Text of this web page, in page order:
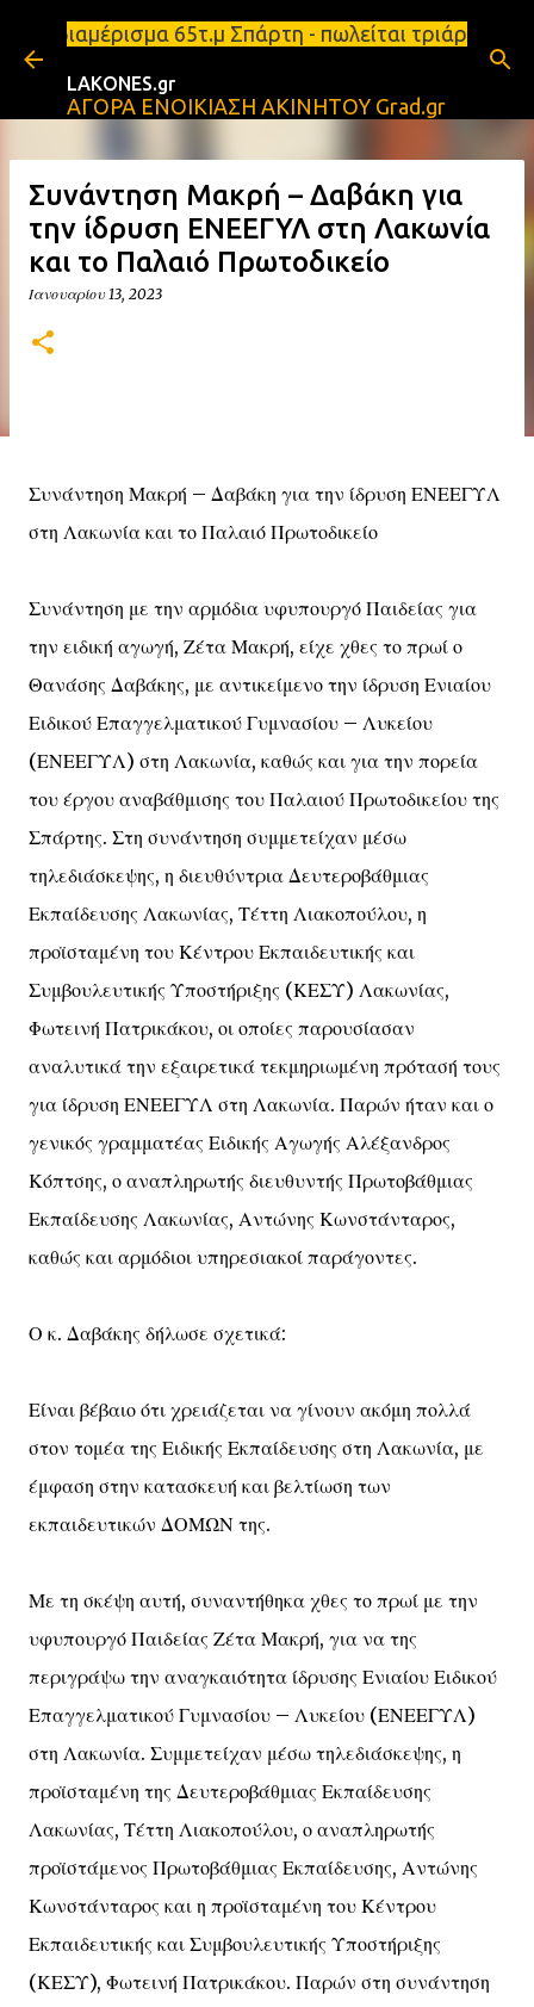
Μετάβαση στο κύριο περιεχόμενο
65τ.μ Σπάρτη - πωλείται τριάρι
LAKONES.gr
ΑΓΟΡΑ ΕΝΟΙΚΙΑΣΗ ΑΚΙΝΗΤΟΥ Grad.gr
Συνάντηση Μακρή – Δαβάκη για
την ίδρυση ΕΝΕΕΓΥΛ στη Λακωνία
και το Παλαιό Πρωτοδικείο
Ιανουαρίου 13, 2023
Συνάντηση Μακρή – Δαβάκη για την ίδρυση ΕΝΕΕΓΥΛ
στη Λακωνία και το Παλαιό Πρωτοδικείο
Συνάντηση με την αρμόδια υφυπουργό Παιδείας για
την ειδική αγωγή, Ζέτα Μακρή, είχε χθες το πρωί ο
Θανάσης Δαβάκης, με αντικείμενο την ίδρυση Ενιαίου
Ειδικού Επαγγελματικού Γυμνασίου – Λυκείου
(ΕΝΕΕΓΥΛ) στη Λακωνία, καθώς και για την πορεία
του έργου αναβάθμισης του Παλαιού Πρωτοδικείου της
Σπάρτης. Στη συνάντηση συμμετείχαν μέσω
τηλεδιάσκεψης, η διευθύντρια Δευτεροβάθμιας
Εκπαίδευσης Λακωνίας, Τέττη Λιακοπούλου, η
προϊσταμένη του Κέντρου Εκπαιδευτικής και
Συμβουλευτικής Υποστήριξης (ΚΕΣΥ) Λακωνίας,
Φωτεινή Πατρικάκου, οι οποίες παρουσίασαν
αναλυτικά την εξαιρετικά τεκμηριωμένη πρότασή τους
για ίδρυση ΕΝΕΕΓΥΛ στη Λακωνία. Παρών ήταν και ο
γενικός γραμματέας Ειδικής Αγωγής Αλέξανδρος
Κόπτσης, ο αναπληρωτής διευθυντής Πρωτοβάθμιας
Εκπαίδευσης Λακωνίας, Αντώνης Κωνστάνταρος,
καθώς και αρμόδιοι υπηρεσιακοί παράγοντες.
Ο κ. Δαβάκης δήλωσε σχετικά:
Είναι βέβαιο ότι χρειάζεται να γίνουν ακόμη πολλά
στον τομέα της Ειδικής Εκπαίδευσης στη Λακωνία, με
έμφαση στην κατασκευή και βελτίωση των
εκπαιδευτικών ΔΟΜΩΝ της.
Με τη σκέψη αυτή, συναντήθηκα χθες το πρωί με την
υφυπουργό Παιδείας Ζέτα Μακρή, για να της
περιγράψω την αναγκαιότητα ίδρυσης Ενιαίου Ειδικού
Επαγγελματικού Γυμνασίου – Λυκείου (ΕΝΕΕΓΥΛ)
στη Λακωνία. Συμμετείχαν μέσω τηλεδιάσκεψης, η
προϊσταμένη της Δευτεροβάθμιας Εκπαίδευσης
Λακωνίας, Τέττη Λιακοπούλου, ο αναπληρωτής
προϊστάμενος Πρωτοβάθμιας Εκπαίδευσης, Αντώνης
Κωνστάνταρος και η προϊσταμένη του Κέντρου
Εκπαιδευτικής και Συμβουλευτικής Υποστήριξης
(ΚΕΣΥ), Φωτεινή Πατρικάκου. Παρών στη συνάντηση